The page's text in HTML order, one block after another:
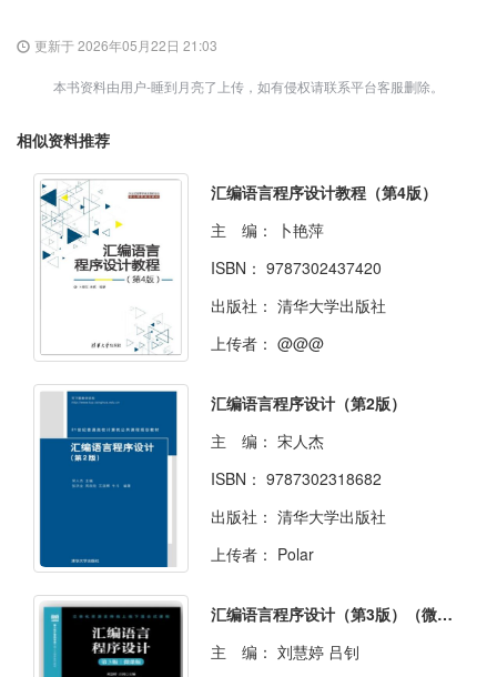
更新于 2026年05月22日 21:03
本书资料由用户-睡到月亮了上传，如有侵权请联系平台客服删除。
相似资料推荐
汇编语言程序设计教程（第4版）
主 编：
卜艳萍
ISBN： 9787302437420
出版社： 清华大学出版社
上传者： @@@
汇编语言程序设计（第2版）
主 编： 宋人杰
ISBN： 9787302318682
出版社： 清华大学出版社
上传者： Polar
汇编语言程序设计（第3版）（微课版）
主 编： 刘慧婷 吕钊